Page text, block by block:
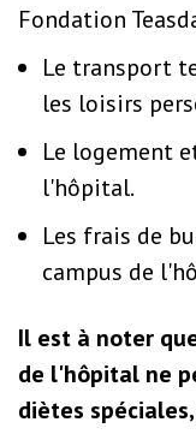
Fondation
Le transport
les loisirs
Le logement
l'hôpital.
Les frais de
campus de
Il est à noter
de l'hôpital ne
diètes